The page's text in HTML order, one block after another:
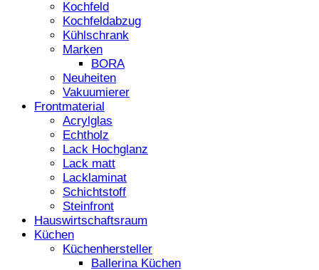
Kochfeld
Kochfeldabzug
Kühlschrank
Marken
BORA
Neuheiten
Vakuumierer
Frontmaterial
Acrylglas
Echtholz
Lack Hochglanz
Lack matt
Lacklaminat
Schichtstoff
Steinfront
Hauswirtschaftsraum
Küchen
Küchenhersteller
Ballerina Küchen